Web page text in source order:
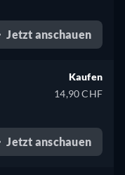
Jetzt anschauen
Kaufen
14,90 CHF
Jetzt anschauen